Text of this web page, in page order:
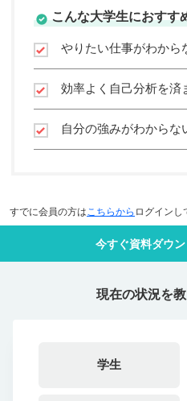
こんな大学生におすす
やりたい仕事がわから
効率よく自己分析を済
自分の強みがわからな
すでに会員の方は こちらから ログインし
今すぐ資料ダウン
現在の状況を
学生